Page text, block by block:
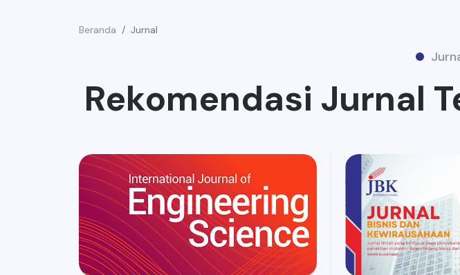
Beranda Jurnal
Rekomendasi Jurnal